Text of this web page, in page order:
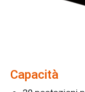
Capacità